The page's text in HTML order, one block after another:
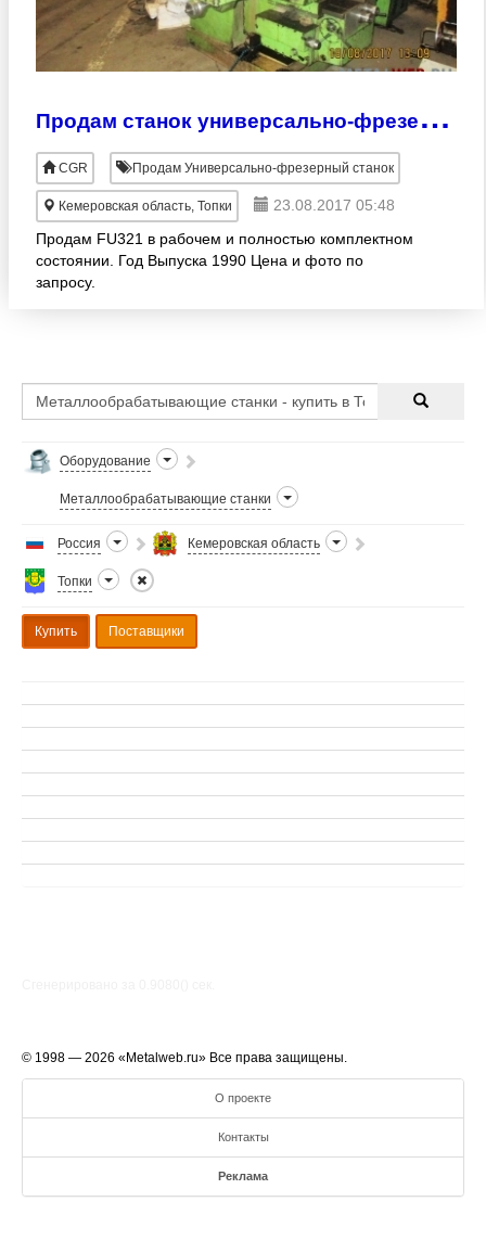
П
родам станок универсально-фрезерный FU321
CGR Продам Универсально-фрезерный станок
Кемеровская область, Топки
23.08.2017 05:48
Продам FU321 в рабочем и полностью комплектном
состоянии. Год Выпуска 1990 Цена и фото по
запросу.
Оборудование
Металлообрабатывающие станки
Россия Кемеровская область
Топки
Купить Поставщики
© 1998 — 2026 «Metalweb.ru» Все права защищены.
О проекте
Контакты
Реклама